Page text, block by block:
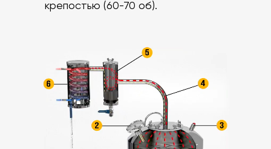
крепостью (60-70 об).